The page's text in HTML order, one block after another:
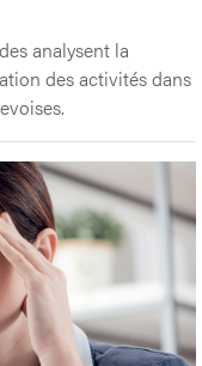
analysent la
des activités dans